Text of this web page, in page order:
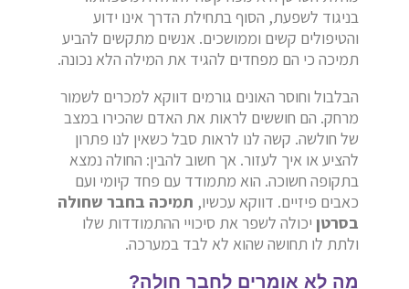
בניגוד לשפעת, הסוף בתחילת הדרך אינו ידוע
והטיפולים קשים וממושכים. אנשים מתקשים להביע
תמיכה כי הם מפחדים להגיד את המילה הלא נכונה.
הבלבול וחוסר האונים גורמים דווקא למכרים לשמור
מרחק. הם חוששים לראות את האדם שהכירו במצב
של חולשה. קשה לנו לראות סבל כשאין לנו פתרון
להציע או איך לעזור. אך חשוב להבין: החולה נמצא
בתקופה חשוכה. הוא מתמודד עם פחד קיומי ועם
כאבים פיזיים. דווקא עכשיו, תמיכה בחבר שחולה
בסרטן יכולה לשפר את סיכויי ההתמודדות שלו
ולתת לו תחושה שהוא לא לבד במערכה.
מה לא אומרים לחבר חולה?